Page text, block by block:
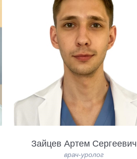
Зайцев Артем Сергеевич
врач-уролог